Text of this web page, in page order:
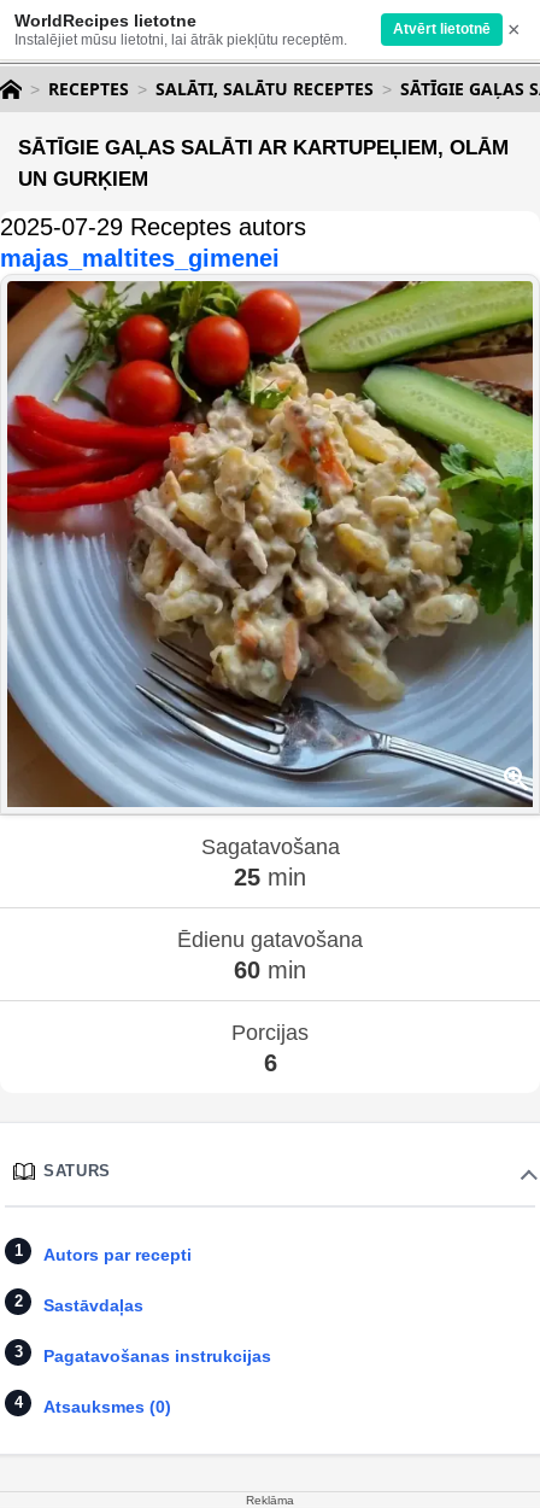
WorldRecipes lietotne
Instalējiet mūsu lietotni, lai ātrāk piekļūtu receptēm.
Atvērt lietotnē ×
RECEPTES SALĀTI, SALĀTU RECEPTES SĀTĪGIE GAĻAS
SĀTĪGIE GAĻAS SALĀTI AR KARTUPEĻIEM, OLĀM
UN GURĶIEM
2025-07-29 Receptes autors
majas_maltites_gimenei
Sagatavošana
25 min
Ēdienu gatavošana
60 min
Porcijas
6
SATURS
Autors par recepti
Sastāvdaļas
Pagatavošanas instrukcijas
Atsauksmes (0)
Reklāma